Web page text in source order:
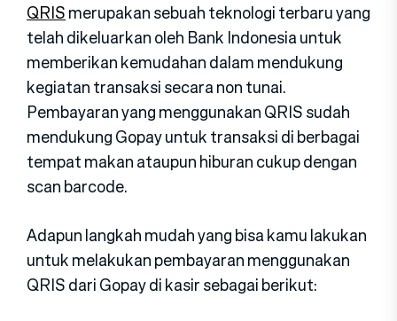
QRISmerupakan sebuah teknologi terbaru yang
telah dikeluarkan oleh Bank Indonesia untuk
memberikan kemudahan dalam mendukung
kegiatan transaksi secara non tunai.
Pembayaran yang menggunakan QRIS sudah
mendukung Gopay untuk transaksi di berbagai
tempat makan ataupun hiburan cukup dengan
scan barcode.
Adapun langkah mudah yang bisa kamu lakukan
untuk melakukan pembayaran menggunakan
QRIS dari Gopay di kasir sebagai berikut: